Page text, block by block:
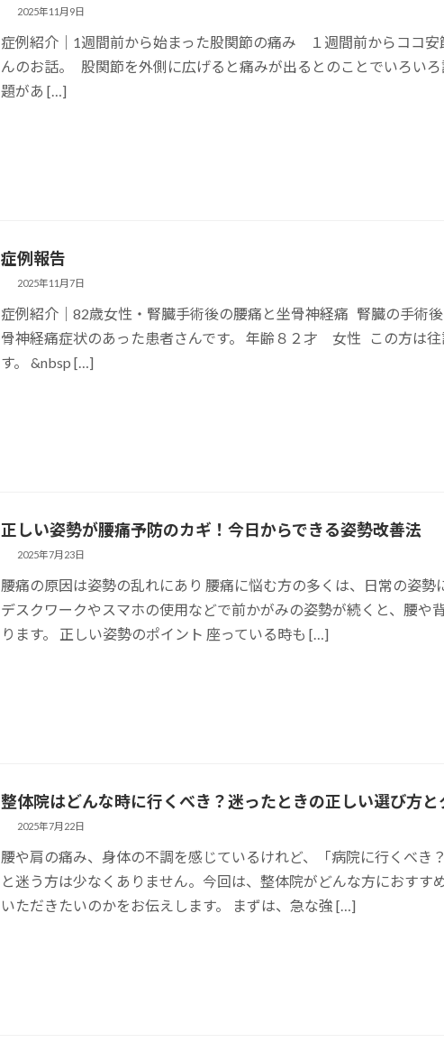
2025年11月9日
症例紹介｜1週間前から始まった股関節の痛み １週間前からココ安
んのお話。 股関節を外側に広げると痛みが出るとのことでいろい
題があ […]
症例報告
2025年11月7日
症例紹介｜82歳女性・腎臓手術後の腰痛と坐骨神経痛 腎臓の手術
骨神経痛症状のあった患者さんです。 年齢８２才 女性 この方は往
す。 &nbsp […]
正しい姿勢が腰痛予防のカギ！今日からできる姿勢改善法
2025年7月23日
腰痛の原因は姿勢の乱れにあり 腰痛に悩む方の多くは、日常の姿勢
デスクワークやスマホの使用などで前かがみの姿勢が続くと、腰や
ります。 正しい姿勢のポイント 座っている時も […]
整体院はどんな時に行くべき？迷ったときの正しい選び方と
2025年7月22日
腰や肩の痛み、身体の不調を感じているけれど、「病院に行くべき
と迷う方は少なくありません。今回は、整体院がどんな方におすす
いただきたいのかをお伝えします。 まずは、急な強 […]